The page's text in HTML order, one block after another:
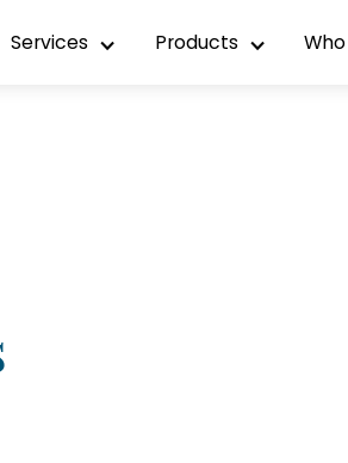
Services Products